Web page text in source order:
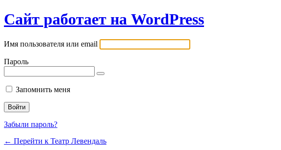
Сайт работает на WordPress
Имя пользователя или email
Пароль
Запомнить меня
Забыли пароль?
← Перейти к Театр Левендаль